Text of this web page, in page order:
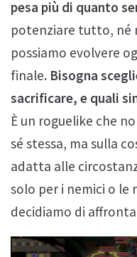
pesa più di quanto
potenziare tutto, né
possiamo evolvere
finale. Bisogna
sacrificare, e quali
È un roguelike che
sé stessa, ma sulla
adatta alle
solo per i nemici o le
decidiamo di